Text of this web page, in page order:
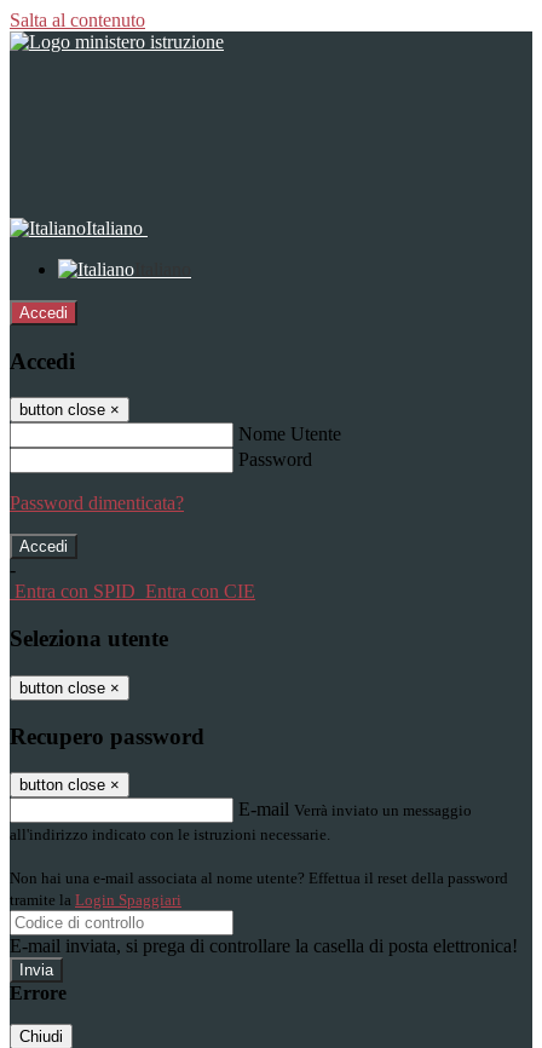
Salta al contenuto
Italiano
Accedi
Accedi
button close ×
Nome Utente
Password
Password dimenticata?
-
Entra con SPID Entra con CIE
Seleziona utente
button close ×
Recupero password
button close ×
E-mail Verrà inviato un messaggio
all'indirizzo indicato con le istruzioni necessarie.
Non hai una e-mail associata al nome utente? Effettua il reset della password
tramite la Login Spaggiari
E-mail inviata, si prega di controllare la casella di posta elettronica!
Errore
Chiudi